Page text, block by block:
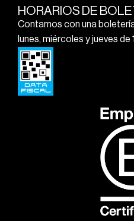
HORARIOS DE
Contamos con una
lunes, miércoles y jueves de